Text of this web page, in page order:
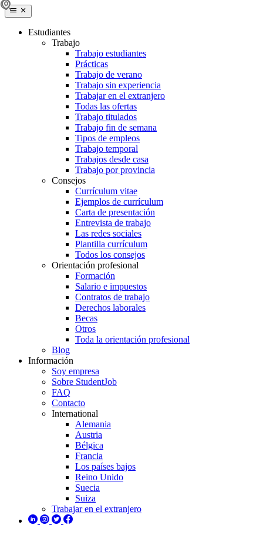
Estudiantes
Trabajo
Trabajo estudiantes
Prácticas
Trabajo de verano
Trabajo sin experiencia
Trabajar en el extranjero
Todas las ofertas
Trabajo titulados
Trabajo fin de semana
Tipos de empleos
Trabajo temporal
Trabajos desde casa
Trabajo por provincia
Consejos
Currículum vitae
Ejemplos de currículum
Carta de presentación
Entrevista de trabajo
Las redes sociales
Plantilla currículum
Todos los consejos
Orientación profesional
Formación
Salario e impuestos
Contratos de trabajo
Derechos laborales
Becas
Otros
Toda la orientación profesional
Blog
Información
Soy empresa
Sobre StudentJob
FAQ
Contacto
International
Alemania
Austria
Bélgica
Francia
Los países bajos
Reino Unido
Suecia
Suiza
Trabajar en el extranjero